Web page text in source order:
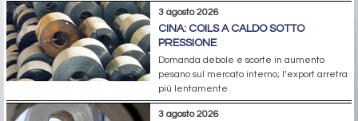
3 agosto 2026
CINA: COILS A CALDO SOTTO
PRESSIONE
Domanda debole e scorte in aumento
pesano sul mercato interno; l’export arretra
più lentamente
3 agosto 2026